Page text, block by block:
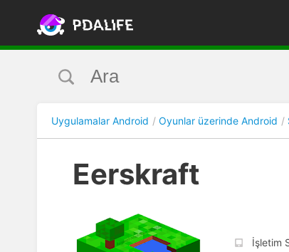
Uygulamalar Android Oyunlar üzerinde Android
Eerskraft
İşletim